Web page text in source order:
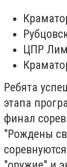
ЦПР
Ребята
этапа
финал
"Рождены